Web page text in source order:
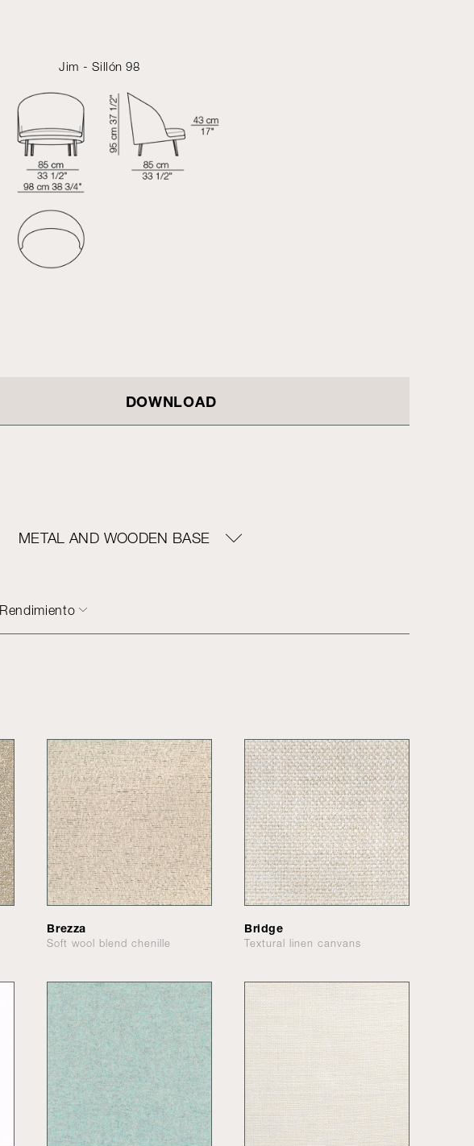
Jim - Sillón 98
DOWNLOAD
METAL AND WOODEN BASE
Rendimiento
Brezza
Soft wool blend chenille
Bridge
Textural linen canvans